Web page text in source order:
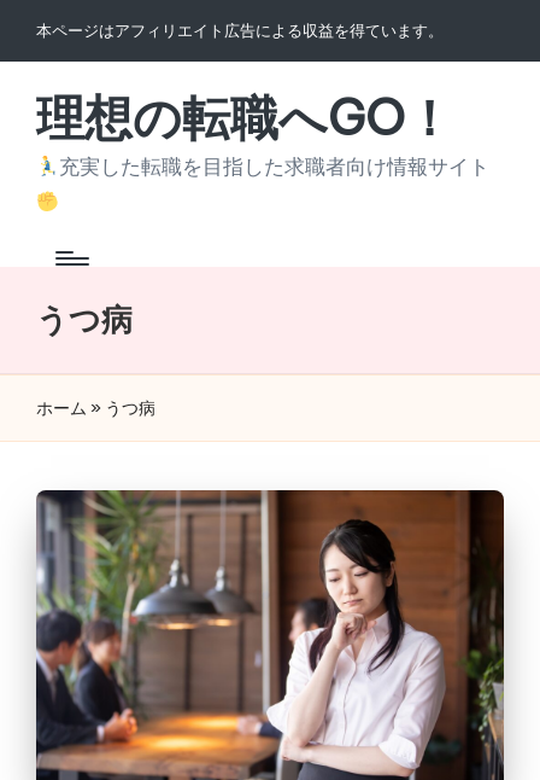
Skip
content
本ページはアフィリエイト広告による収益を得ています。
理想の転職へGO！
充実した転職を目指した求職者向け情報サイト
うつ病
ホーム » うつ病